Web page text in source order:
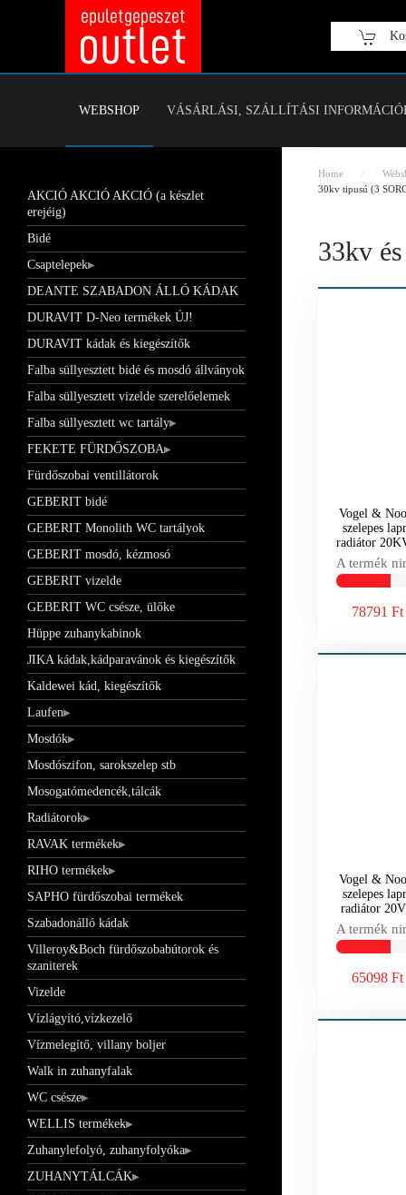
Fő tartalom átugrása
WEBSHOP VÁSÁRLÁSI, SZÁLLÍTÁSI
Home
30kv tipusú (3
33kv
Vogel &
szelepes
radiátor
A termék
78791 Ft
Vogel &
szelepes
radiátor
A termék
65098 Ft
AKCIÓ AKCIÓ AKCIÓ (a készlet
erejéig)
Bidé
Csaptelepek
DEANTE SZABADON ÁLLÓ KÁDAK
DURAVIT D-Neo termékek ÚJ!
DURAVIT kádak és kiegészítők
Falba süllyesztett bidé és mosdó állványok
Falba süllyesztett vizelde szerelőelemek
Falba süllyesztett wc tartály
FEKETE FÜRDŐSZOBA
Fürdőszobai ventillátorok
GEBERIT bidé
GEBERIT Monolith WC tartályok
GEBERIT mosdó, kézmosó
GEBERIT vizelde
GEBERIT WC csésze, ülőke
Hüppe zuhanykabinok
JIKA kádak,kádparavánok és kiegészítők
Kaldewei kád, kiegészítők
Laufen
Mosdók
Mosdószifon, sarokszelep stb
Mosogatómedencék,tálcák
Radiátorok
RAVAK termékek
RIHO termékek
SAPHO fürdőszobai termékek
Szabadonálló kádak
Villeroy&Boch fürdőszobabútorok és
szaniterek
Vizelde
Vízlágyító,vízkezelő
Vízmelegítő, villany boljer
Walk in zuhanyfalak
WC csésze
WELLIS termékek
Zuhanylefolyó, zuhanyfolyóka
ZUHANYTÁLCÁK